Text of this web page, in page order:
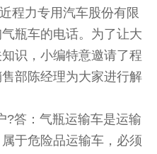
程力专用汽车股份有限
瓶车的电话。为了让大
识，小编特意邀请了程
部陈经理为大家进行解
?答：气瓶运输车是运输
于危险品运输车，必须